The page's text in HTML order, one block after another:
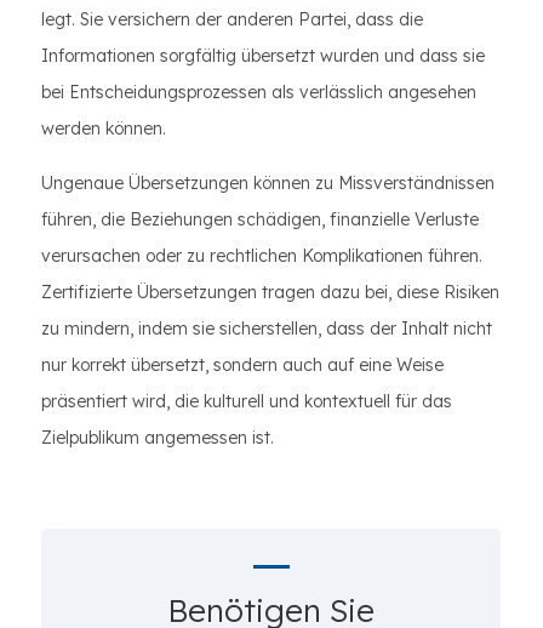
legt. Sie versichern der anderen Partei, dass die
Informationen sorgfältig übersetzt wurden und dass sie
bei Entscheidungsprozessen als verlässlich angesehen
werden können.
Ungenaue Übersetzungen können zu Missverständnissen
führen, die Beziehungen schädigen, finanzielle Verluste
verursachen oder zu rechtlichen Komplikationen führen.
Zertifizierte Übersetzungen tragen dazu bei, diese Risiken
zu mindern, indem sie sicherstellen, dass der Inhalt nicht
nur korrekt übersetzt, sondern auch auf eine Weise
präsentiert wird, die kulturell und kontextuell für das
Zielpublikum angemessen ist.
Benötigen Sie